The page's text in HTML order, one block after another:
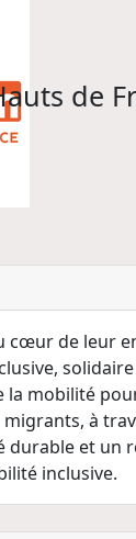
de
cœur de leur
la mobilité
à
durable et un
inclusive.